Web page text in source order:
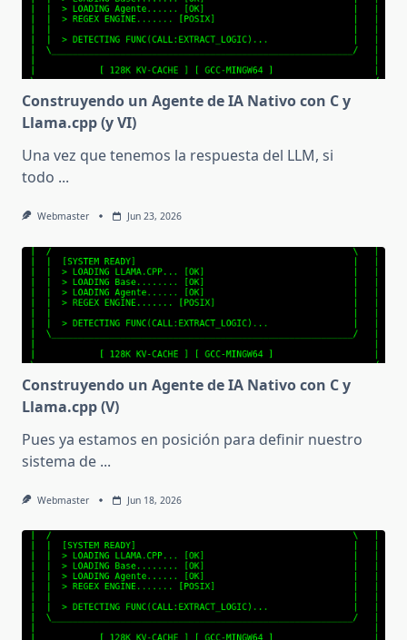
Construyendo un Agente de IA Nativo con C y
Llama.cpp (y VI)
Una vez que tenemos la respuesta del LLM, si
todo ...
Webmaster Jun 23, 2026
Construyendo un Agente de IA Nativo con C y
Llama.cpp (V)
Pues ya estamos en posición para definir nuestro
sistema de ...
Webmaster Jun 18, 2026